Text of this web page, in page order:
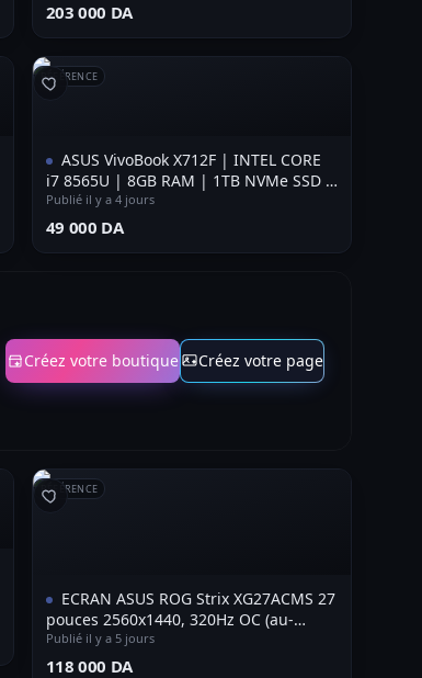
⁦203 000 DA⁩
RÉFÉRENCE
ASUS VivoBook X712F | INTEL CORE
i7 8565U | 8GB RAM | 1TB NVMe SSD |
INTEL UHD GRAPHICS
Publié il y a 4 jours
⁦49 000 DA⁩
Créez votre boutique Créez votre page
RÉFÉRENCE
ECRAN ASUS ROG Strix XG27ACMS 27
pouces 2560x1440, 320Hz OC (au-
dessus de 144Hz), 0,3ms (min.), Fast
IPS
Publié il y a 5 jours
⁦118 000 DA⁩